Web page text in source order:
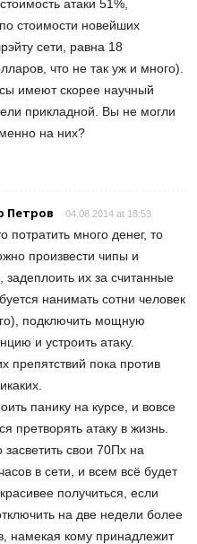
атаки 51%,
стоимости новейших
сети, равна 18
что не так уж и много).
имеют скорее научный
прикладной. Вы не могли
на них?
Петров 04.08.2014 at 18:53
потратить много денег, то
произвести чипы и
задеплоить их за считанные
нанимать сотни человек
подключить мощную
и устроить атаку.
препятствий пока против
панику на курсе, и вовсе
претворять атаку в жизнь.
засветить свои 70Пх на
в сети, и всем всё будет
получиться, если
на две недели более
намекая кому принадлежит